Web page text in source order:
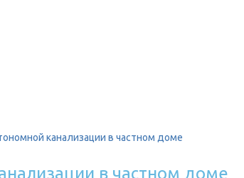
канализации в частном доме
в частном доме